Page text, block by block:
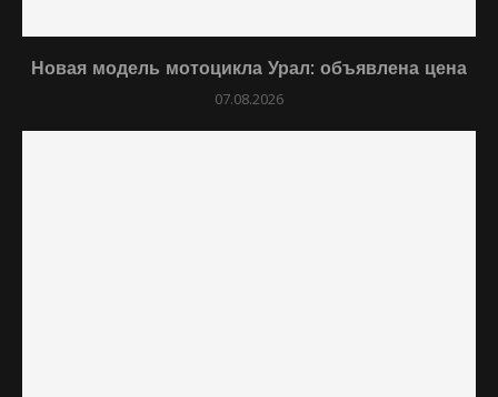
Новая модель мотоцикла Урал: объявлена цена
07.08.2026